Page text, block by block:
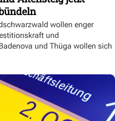
wollen enger
und
und Thüga wollen sich